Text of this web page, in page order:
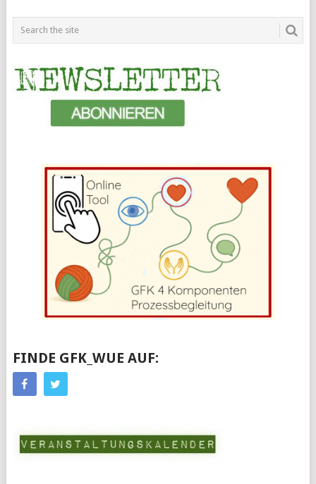
FINDE GFK_WUE AUF: